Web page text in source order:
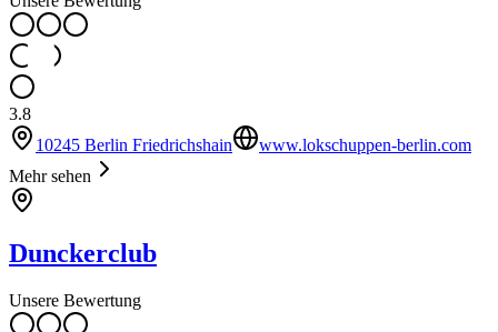
3.8
10245 Berlin Friedrichshain
www.lokschuppen-berlin.com
Mehr sehen
Dunckerclub
Unsere Bewertung